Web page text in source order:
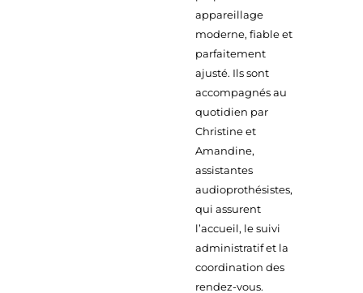
appareillage
moderne, fiable et
parfaitement
ajusté. Ils sont
accompagnés au
quotidien par
Christine et
Amandine,
assistantes
audioprothésistes,
qui assurent
l’accueil, le suivi
administratif et la
coordination des
rendez-vous.